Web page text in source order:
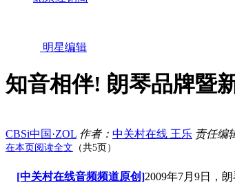
明星编辑
知音相伴! 朗琴品牌暨
CBSi中国·ZOL 作者： 中关村在线 王乐 责任编
在本页阅读全文 （共5页）
[中关村在线音频频道原创]2009年7月9日，